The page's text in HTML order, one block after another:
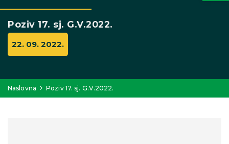
Poziv 17. sj. G.V.2022.
22. 09. 2022.
Naslovna Poziv 17. sj. G.V.2022.